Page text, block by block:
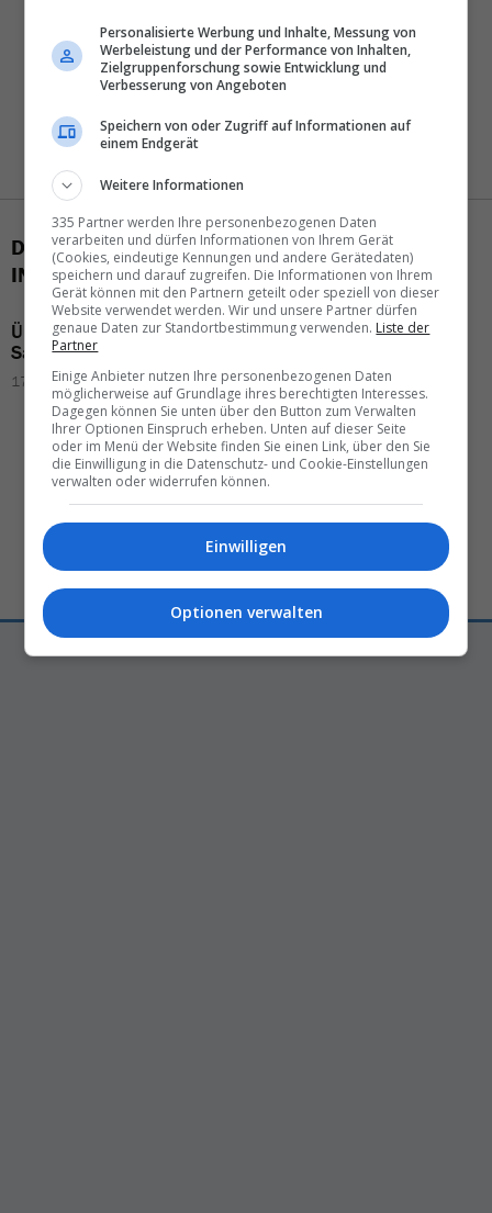
DAS KÖNNTE SIE AUCH
INTERESSIEREN
Überfahrtnach Koh
Samuiwird
17.03.2026 – 09:10
Increasedrisk of
the mostimportant
answers
03.03.2026 – 06:00
Personalisierte Werbung und Inhalte, Messung von
Werbeleistung und der Performance von Inhalten,
Zielgruppenforschung sowie Entwicklung und
Verbesserung von Angeboten
Speichern von oder Zugriff auf Informationen auf
einem Endgerät
Weitere Informationen
335 Partner werden Ihre personenbezogenen Daten
verarbeiten und dürfen Informationen von Ihrem Gerät
(Cookies, eindeutige Kennungen und andere Gerätedaten)
speichern und darauf zugreifen. Die Informationen von Ihrem
Gerät können mit den Partnern geteilt oder speziell von dieser
Website verwendet werden. Wir und unsere Partner dürfen
genaue Daten zur Standortbestimmung verwenden. Liste der
Partner
Einige Anbieter nutzen Ihre personenbezogenen Daten
möglicherweise auf Grundlage ihres berechtigten Interesses.
Dagegen können Sie unten über den Button zum Verwalten
Ihrer Optionen Einspruch erheben. Unten auf dieser Seite
oder im Menü der Website finden Sie einen Link, über den Sie
die Einwilligung in die Datenschutz- und Cookie-Einstellungen
verwalten oder widerrufen können.
Einwilligen
Optionen verwalten